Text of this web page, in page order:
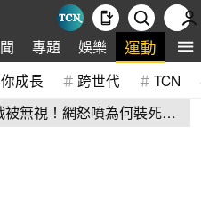
專題 娛樂 運動 全
成長 跨世代 TCN
無視！網怒噴為何裝死？